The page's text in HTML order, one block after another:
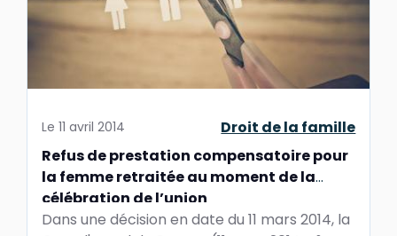
Le 11 avril 2014
Droit de la famille
Refus de prestation compensatoire pour
la femme retraitée au moment de la
célébration de l’union
Dans une décision en date du 11 mars 2014, la